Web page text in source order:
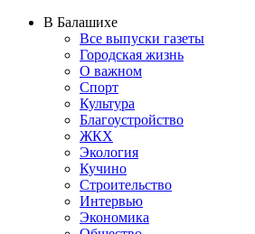
В Балашихе
Все выпуски газеты
Городская жизнь
О важном
Спорт
Культура
Благоустройство
ЖКХ
Экология
Кучино
Строительство
Интервью
Экономика